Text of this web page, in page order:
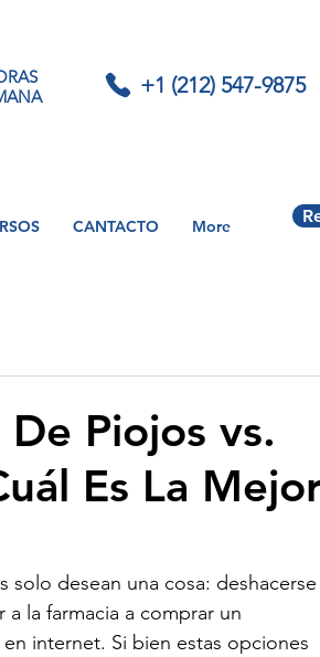
+1 (212) 547-9875
CANTACTO More
Piojos vs.
Es La
desean una cosa: deshacerse
la farmacia a comprar un
internet. Si bien estas opciones